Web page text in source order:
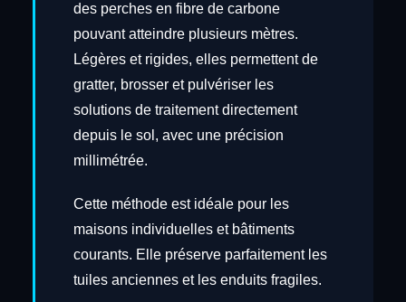
des perches en fibre de carbone
pouvant atteindre plusieurs mètres.
Légères et rigides, elles permettent de
gratter, brosser et pulvériser les
solutions de traitement directement
depuis le sol, avec une précision
millimétrée.
Cette méthode est idéale pour les
maisons individuelles et bâtiments
courants. Elle préserve parfaitement les
tuiles anciennes et les enduits fragiles.